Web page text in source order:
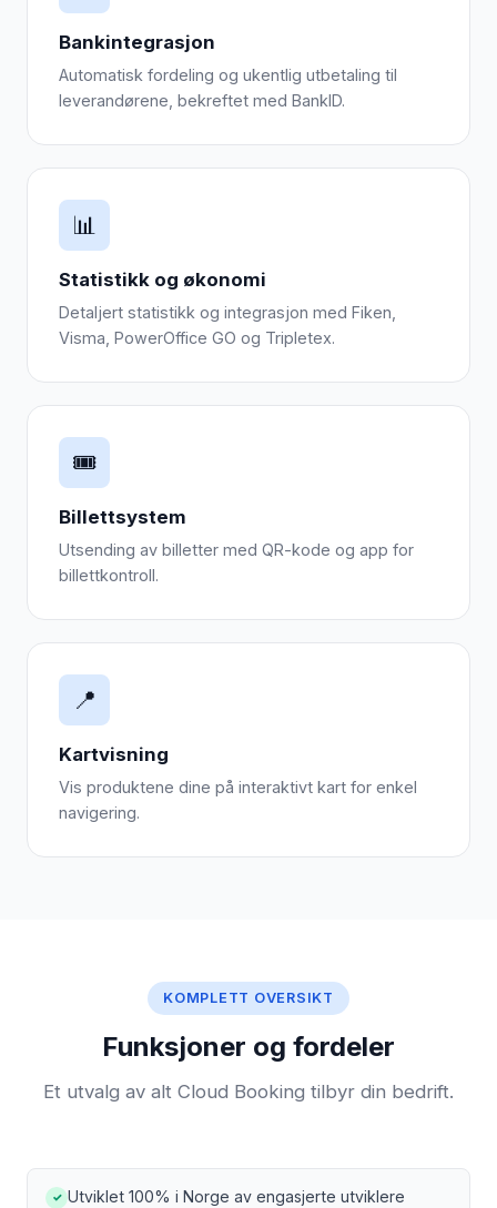
Bankintegrasjon
Automatisk fordeling og ukentlig utbetaling til
leverandørene, bekreftet med BankID.
📊
Statistikk og økonomi
Detaljert statistikk og integrasjon med Fiken,
Visma, PowerOffice GO og Tripletex.
🎟️
Billettsystem
Utsending av billetter med QR-kode og app for
billettkontroll.
📍
Kartvisning
Vis produktene dine på interaktivt kart for enkel
navigering.
KOMPLETT OVERSIKT
Funksjoner og fordeler
Et utvalg av alt Cloud Booking tilbyr din bedrift.
✓ Utviklet 100% i Norge av engasjerte utviklere